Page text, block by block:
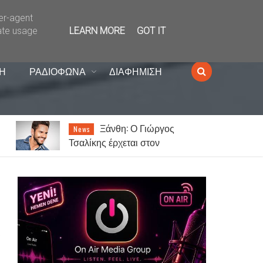
ΡΑΔΙΟΦΩΝΑ ΔΙΑΦΗΜΙΣΗ
News
Στέργιος Γιαλάογλου:
«Συγκεκριμένοι κύκλοι στη
agent
usage
LEARN MORE GOT IT